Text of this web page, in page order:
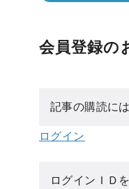
会員登録の
記事の購読に
ログイン
ログインＩＤ